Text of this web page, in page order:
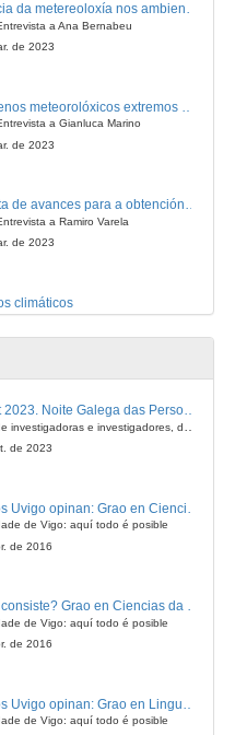
Influencia da metereoloxía nos ambientes costeiros: praias e bancos marisqueiros
a Ana Bernabeu
de 2023
a Gianluca Marino
de 2023
Proposta de avances para a obtención de datos de vento a alta resolución espacial
a Ramiro Varela
de 2023
climáticos
(Vídeo) Entrevista a Diego Fernández y Rubén Varela
de 2023
G-Night 2023. Noite Galega das Persoas Investigadoras. Conciencias creativas
de 2023
de Vigo: aquí todo é posible
de 2016
En que consiste? Grao en Ciencias da Linguaxe e Estudos Literarios
de Vigo: aquí todo é posible
de 2016
de Vigo: aquí todo é posible